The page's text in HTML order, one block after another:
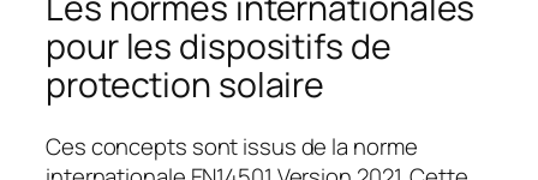
pour les dispositifs de
protection solaire
Ces concepts sont issus de la norme